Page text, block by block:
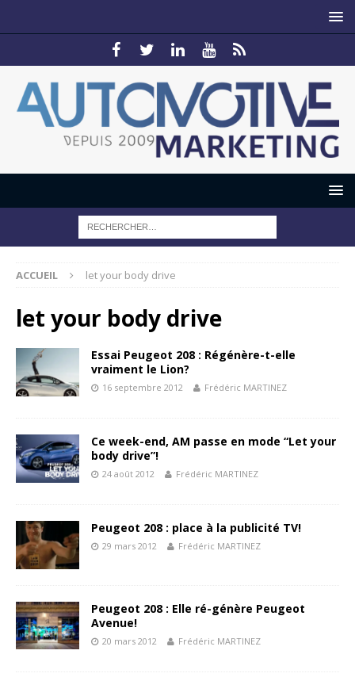
ACCUEIL let your body drive
let your body drive
Essai Peugeot 208 : Régénère-t-elle
vraiment le Lion?
16 septembre 2012 Frédéric MARTINEZ
Ce week-end, AM passe en mode “Let your
body drive”!
24 août 2012 Frédéric MARTINEZ
Peugeot 208 : place à la publicité TV!
29 mars 2012 Frédéric MARTINEZ
Peugeot 208 : Elle ré-génère Peugeot
Avenue!
20 mars 2012 Frédéric MARTINEZ